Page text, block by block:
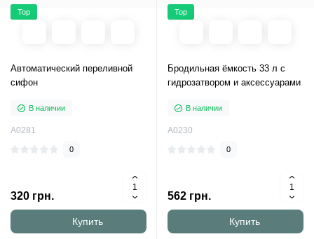
Top
Автоматический переливной
сифон
В наличии
A0281
0
320 грн.
Купить
Top
Бродильная ёмкость 33 л с
гидрозатвором и аксессуарами
В наличии
A0230
0
562 грн.
Купить